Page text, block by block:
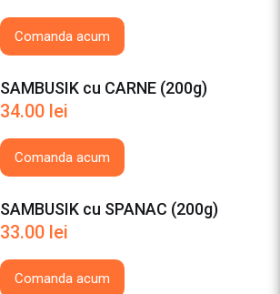
Comanda acum
SAMBUSIK cu CARNE (200g)
34.00 lei
Comanda acum
SAMBUSIK cu SPANAC (200g)
33.00 lei
Comanda acum